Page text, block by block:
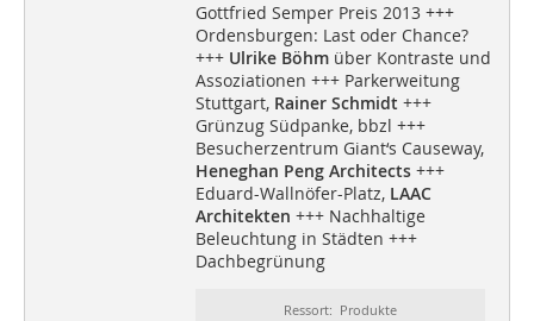
Gottfried Semper Preis 2013 +++
Ordensburgen: Last oder Chance?
+++Ulrike Böhmüber Kontraste und
Assoziationen +++ Parkerweitung
Stuttgart, Rainer Schmidt +++
Grünzug Südpanke, bbzl +++
Besucherzentrum Giant‘s Causeway,
Heneghan Peng Architects+++
Eduard-Wallnöfer-Platz,LAAC
Architekten +++ Nachhaltige
Beleuchtung in Städten +++
Dachbegrünung
Ressort: Produkte